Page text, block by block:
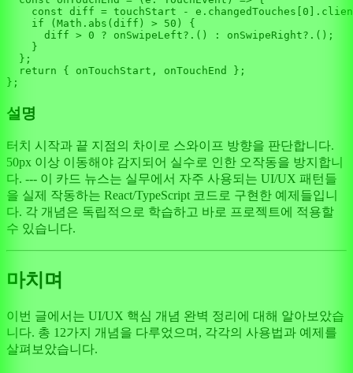
const diff = touchStart - e. changedTouches 0 ].
if ( Math . abs (diff) > 50 ) {
      diff >
0 ? onSwipeLeft?.() : onSwipeRight?.();
    }
  };
return { onTouchStart, onTouchEnd };
설명
터치 시작과 끝 지점의 차이로 스와이프 방향을 판단합니다.
50px 이상 이동해야 감지되어 실수로 인한 오작동을 방지합니
다. --- 이 카드 뉴스는 실무에서 자주 사용되는 UI/UX 패턴들
을 실제 작동하는 React/TypeScript 코드로 구현한 예제들입니
다. 각 개념은 독립적으로 학습하고 바로 프로젝트에 적용할
수 있습니다.
마치며
이번 글에서는 UI/UX 핵심 개념 완벽 정리에 대해 알아보았습
니다. 총 12가지 개념을 다루었으며, 각각의 사용법과 예제를
살펴보았습니다.